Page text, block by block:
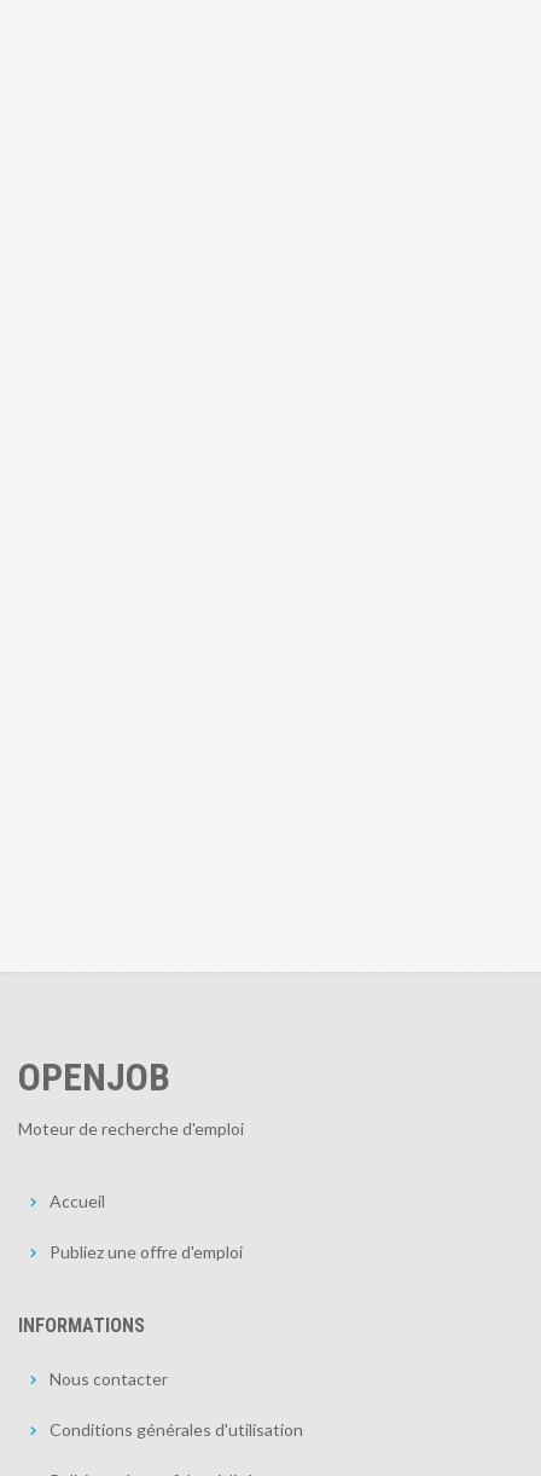
OPENJOB
Moteur de recherche d'emploi
Accueil
Publiez une offre d'emploi
INFORMATIONS
Nous contacter
Conditions générales d'utilisation